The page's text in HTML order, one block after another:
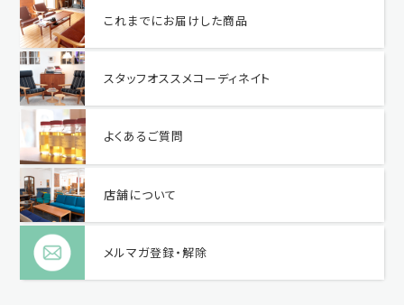
これまでにお届けした商品
スタッフオススメコーディネイト
よくあるご質問
店舗について
メルマガ登録・解除